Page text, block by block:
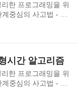
한 프로그래밍을 위
중심의 사고법 - 문
SortCounting sort
의 기본가정ex) n
렬한다.d=3, n=7각
."입력에 동일한 값이
저 나온다."라는 성
시간 알고리즘
한 프로그래밍을 위
중심의 사고법 - 문
Sort - 선형시
sort가 아니다.(comp